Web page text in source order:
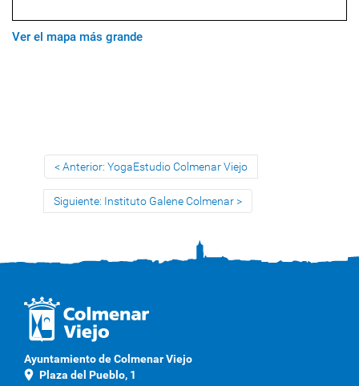
Ver el mapa más grande
Anterior: YogaEstudio Colmenar Viejo
Siguiente: Instituto Galene Colmenar
Ayuntamiento de Colmenar Viejo
location_on Plaza del Pueblo, 1